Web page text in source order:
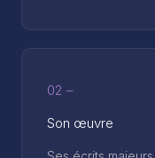
02 –
Son œuvre